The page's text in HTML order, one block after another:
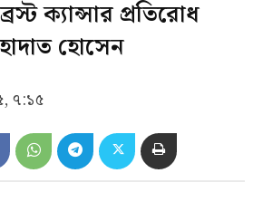
ক্যান্সার প্রতিরোধ
হোসেন
৭:১৫